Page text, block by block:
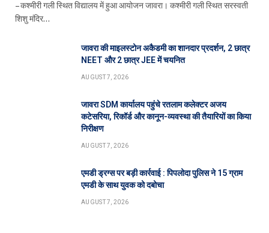
– कश्मीरी गली स्थित विद्यालय में हुआ आयोजन जावरा। कश्मीरी गली स्थित सरस्वती
शिशु मंदिर…
जावरा की माइलस्टोन अकैडमी का शानदार प्रदर्शन, 2 छात्र
NEET और 2 छात्र JEE में चयनित
AUGUST 7, 2026
जावरा SDM कार्यालय पहुंचे रतलाम कलेक्टर अजय
कटेसरिया, रिकॉर्ड और कानून-व्यवस्था की तैयारियों का किया
निरीक्षण
AUGUST 7, 2026
एमडी ड्रग्स पर बड़ी कार्रवाई : पिपलोदा पुलिस ने 15 ग्राम
एमडी के साथ युवक को दबोचा
AUGUST 7, 2026